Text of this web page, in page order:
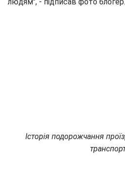
Історія подорожчання